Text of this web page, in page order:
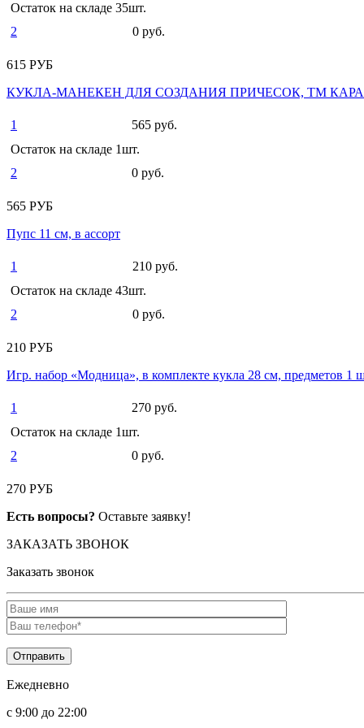
Остаток на складе 35шт.
2
0 руб.
615 РУБ
КУКЛА-МАНЕКЕН ДЛЯ СОЗДАНИЯ ПРИЧЕСОК, ТМ
1
565 руб.
Остаток на складе 1шт.
2
0 руб.
565 РУБ
Пупс 11 см, в ассорт
1
210 руб.
Остаток на складе 43шт.
2
0 руб.
210 РУБ
Игр. набор «Модница», в комплекте кукла 28 см, предметов 1
1
270 руб.
Остаток на складе 1шт.
2
0 руб.
270 РУБ
Есть вопросы? Оставьте заявку!
ЗАКАЗАТЬ ЗВОНОК
Заказать звонок
Ежедневно
c 9:00 до 22:00